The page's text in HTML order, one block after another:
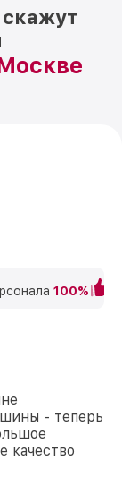
100%
- теперь
качество